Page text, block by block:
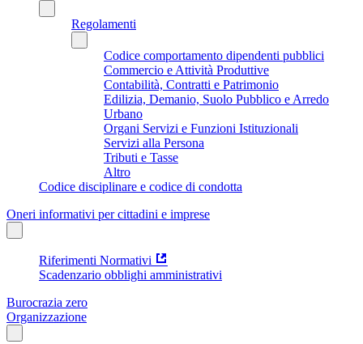
Regolamenti
Codice comportamento dipendenti pubblici
Commercio e Attività Produttive
Contabilità, Contratti e Patrimonio
Edilizia, Demanio, Suolo Pubblico e Arredo
Urbano
Organi Servizi e Funzioni Istituzionali
Servizi alla Persona
Tributi e Tasse
Altro
Codice disciplinare e codice di condotta
Oneri informativi per cittadini e imprese
Riferimenti Normativi
Scadenzario obblighi amministrativi
Burocrazia zero
Organizzazione